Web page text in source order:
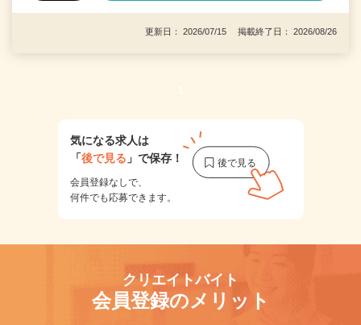
更新日： 2026/07/15 掲載終了日： 2026/08/26
1
気になる求人は
「後で見る 」で保存！
会員登録なしで、
何件でも応募できます。
クリエイトバイト
会員登録のメリット